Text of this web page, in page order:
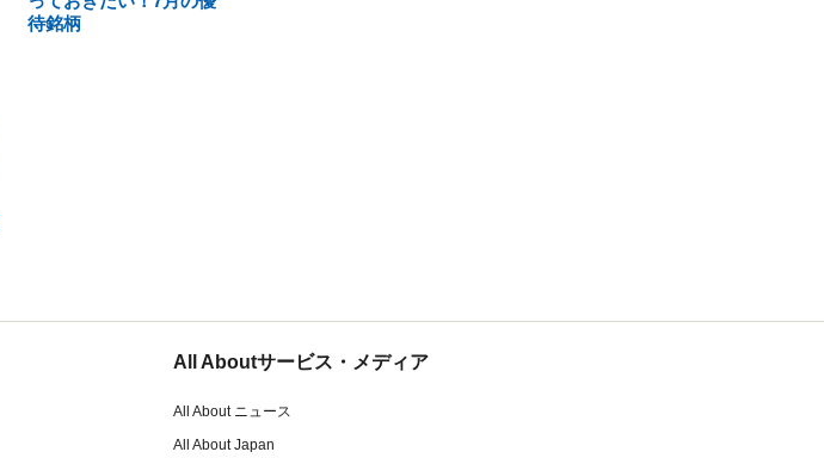
待銘柄
All Aboutサービス・メディア
All About ニュース
All About Japan